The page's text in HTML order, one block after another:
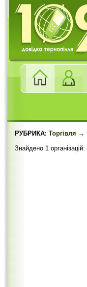
РУБРИКА: Торгівля →
Знайдено 1 організацій: